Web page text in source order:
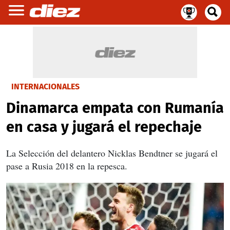
INTERNACIONALES
Dinamarca empata con Rumanía
en casa y jugará el repechaje
La Selección del delantero Nicklas Bendtner se jugará el
pase a Rusia 2018 en la repesca.